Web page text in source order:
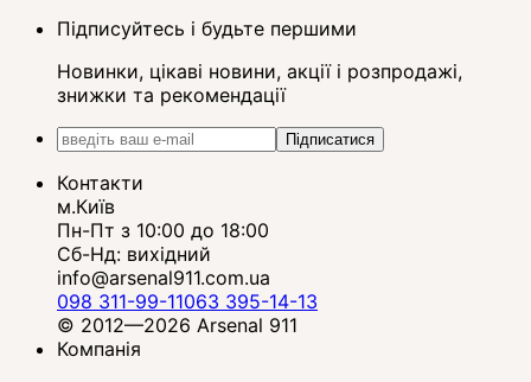
Підписуйтесь і будьте першими
Новинки, цікаві новини, акції і розпродажі,
знижки та рекомендації
Підписатися
Контакти
м.Київ
Пн-Пт з 10:00 до 18:00
Сб-Нд: вихідний
info@arsenal911.com.ua
098 311-99-11063 395-14-13
© 2012—2026 Arsenal 911
Компанія